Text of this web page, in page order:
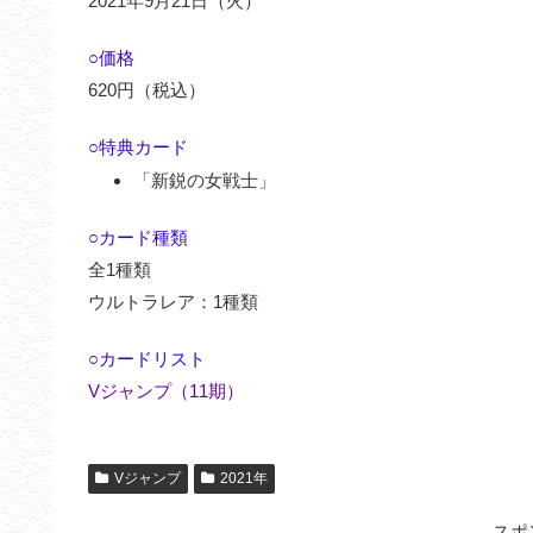
○価格
620円（税込）
○特典カード
「新鋭の女戦士」
○カード種類
全1種類
ウルトラレア：1種類
○カードリスト
Vジャンプ（11期）
Vジャンプ 2021年